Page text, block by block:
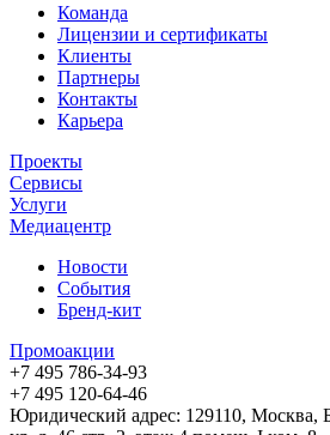
Команда
Лицензии и сертификаты
Клиенты
Партнеры
Контакты
Карьера
Проекты
Сервисы
Услуги
Медиацентр
Новости
События
Бренд-кит
Промоакции
+7 495 786-34-93
+7 495 120-64-46
Юридический адрес: 129110, Москва,